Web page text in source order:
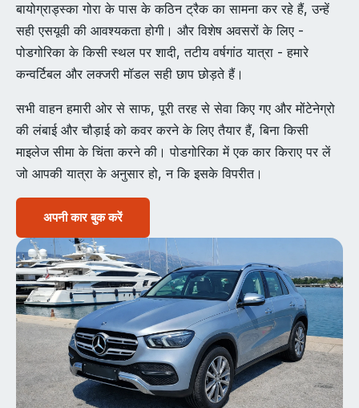
बायोग्राड्स्का गोरा के पास के कठिन ट्रैक का सामना कर रहे हैं, उन्हें
सही एसयूवी की आवश्यकता होगी। और विशेष अवसरों के लिए -
पोडगोरिका के किसी स्थल पर शादी, तटीय वर्षगांठ यात्रा - हमारे
कन्वर्टिबल और लक्जरी मॉडल सही छाप छोड़ते हैं।
सभी वाहन हमारी ओर से साफ, पूरी तरह से सेवा किए गए और मोंटेनेग्रो
की लंबाई और चौड़ाई को कवर करने के लिए तैयार हैं, बिना किसी
माइलेज सीमा के चिंता करने की। पोडगोरिका में एक कार किराए पर लें
जो आपकी यात्रा के अनुसार हो, न कि इसके विपरीत।
अपनी कार बुक करें